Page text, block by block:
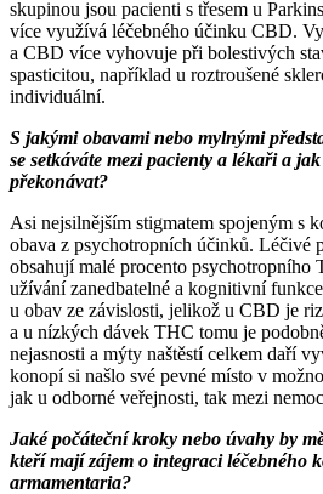
skupinou jsou pacienti s třesem u
více využívá léčebného účinku CBD.
a CBD více vyhovuje při bolestivých
spasticitou, například u roztroušené
individuální.
S jakými obavami nebo mylnými
se setkáváte mezi pacienty a lékaři a jak
překonávat?
Asi nejsilnějším stigmatem spojeným s
obava z psychotropních účinků. Léčivé
obsahují malé procento psychotropního
užívání zanedbatelné a kognitivní
u obav ze závislosti, jelikož u CBD je
a u nízkých dávek THC tomu je
nejasnosti a mýty naštěstí celkem daří
konopí si našlo své pevné místo v
jak u odborné veřejnosti, tak mezi
Jaké počáteční kroky nebo úvahy by
kteří mají zájem o integraci léčebného
armamentaria?